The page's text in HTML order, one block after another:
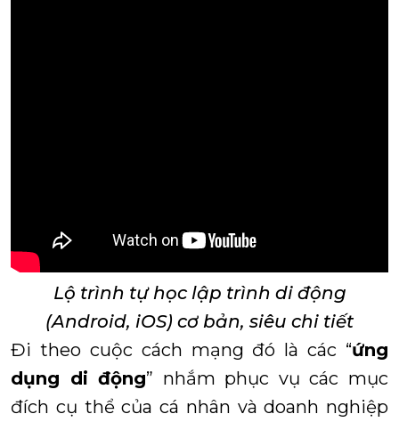
Lộ trình tự học lập trình di động
(Android, iOS) cơ bản, siêu chi tiết
Đi theo cuộc cách mạng đó là các “ứng
dụng di động” nhắm phục vụ các mục
đích cụ thể của cá nhân và doanh nghiệp